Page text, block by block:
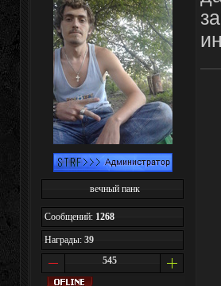
вечный панк
Сообщений: 1268
Награды: 39
545